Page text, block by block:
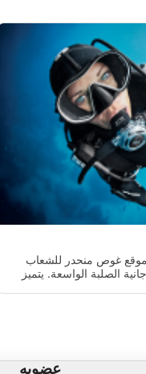
موقع غوص منحدر للشعاب
الصلبة الواسعة. يتميز
عضويه
من خلال إحصاءات أو
استخدام
تحديد الأجهزة